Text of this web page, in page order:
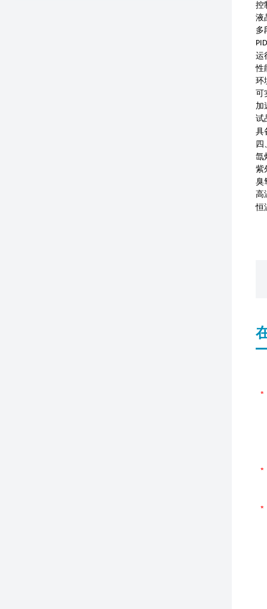
控
液
多
运
性
环
可
加
试
具
四
氙
紫
臭
高
恒